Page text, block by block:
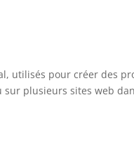
utilisés pour créer des
sur plusieurs sites web